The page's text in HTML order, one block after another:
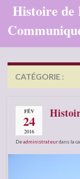
Histoire de
CATÉGORIE :
FÉV
24
2016
Deadministrateurdans la